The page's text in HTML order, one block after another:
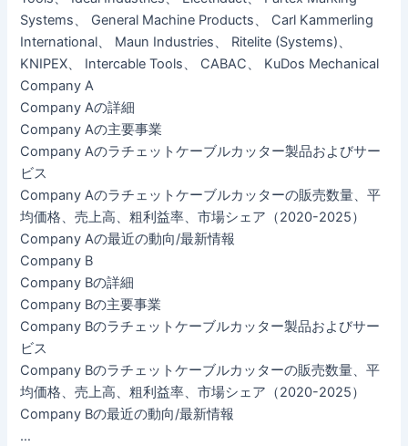
Systems、 General Machine Products、 Carl Kammerling
International、 Maun Industries、 Ritelite (Systems)、
KNIPEX、 Intercable Tools、 CABAC、 KuDos Mechanical
Company A
Company Aの詳細
Company Aの主要事業
Company Aのラチェットケーブルカッター製品およびサー
ビス
Company Aのラチェットケーブルカッターの販売数量、平
均価格、売上高、粗利益率、市場シェア（2020-2025）
Company Aの最近の動向/最新情報
Company B
Company Bの詳細
Company Bの主要事業
Company Bのラチェットケーブルカッター製品およびサー
ビス
Company Bのラチェットケーブルカッターの販売数量、平
均価格、売上高、粗利益率、市場シェア（2020-2025）
Company Bの最近の動向/最新情報
…